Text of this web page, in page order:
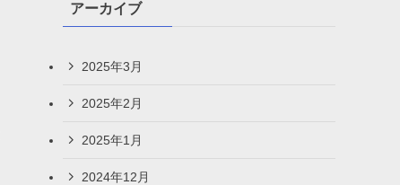
アーカイブ
2025年3月
2025年2月
2025年1月
2024年12月